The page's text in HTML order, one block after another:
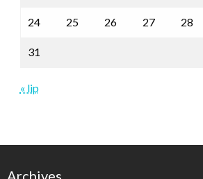
24 25 26 27 28
31
« lip